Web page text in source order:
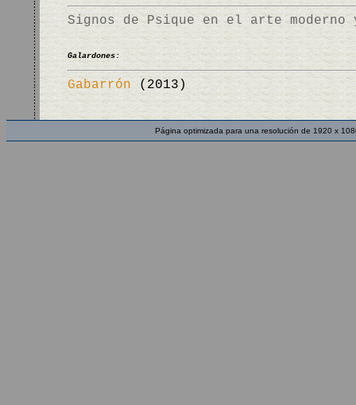
Signos de Psique en el arte moderno
Galardones:
Gabarrón (2013)
Página optimizada para una resolución de 1920 x